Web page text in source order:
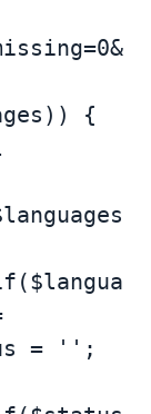
= '';